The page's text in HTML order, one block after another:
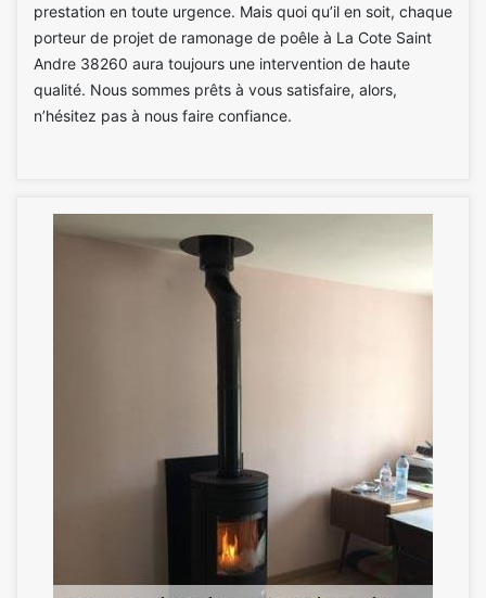
prestation en toute urgence. Mais quoi qu’il en soit, chaque
porteur de projet de ramonage de poêle à La Cote Saint
Andre 38260 aura toujours une intervention de haute
qualité. Nous sommes prêts à vous satisfaire, alors,
n’hésitez pas à nous faire confiance.